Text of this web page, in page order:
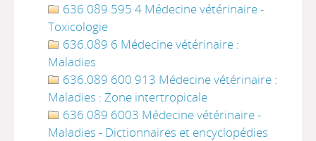
636.089 595 4 Médecine vétérinaire -
Toxicologie
636.089 6 Médecine vétérinaire :
Maladies
636.089 600 913 Médecine vétérinaire :
Maladies : Zone intertropicale
636.089 6003 Médecine vétérinaire -
Maladies - Dictionnaires et encyclopédies